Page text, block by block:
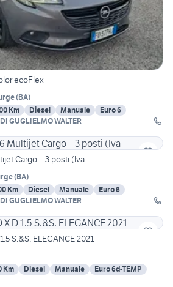
ecoFlex
(BA)
Km Diesel Manuale
Euro 6
GUGLIELMO WALTER
Cargo – 3 posti (Iva
(BA)
Km Diesel Manuale
Euro 6
GUGLIELMO WALTER
S.&S. ELEGANCE 2021
Km Diesel Manuale Euro 6d-TEMP